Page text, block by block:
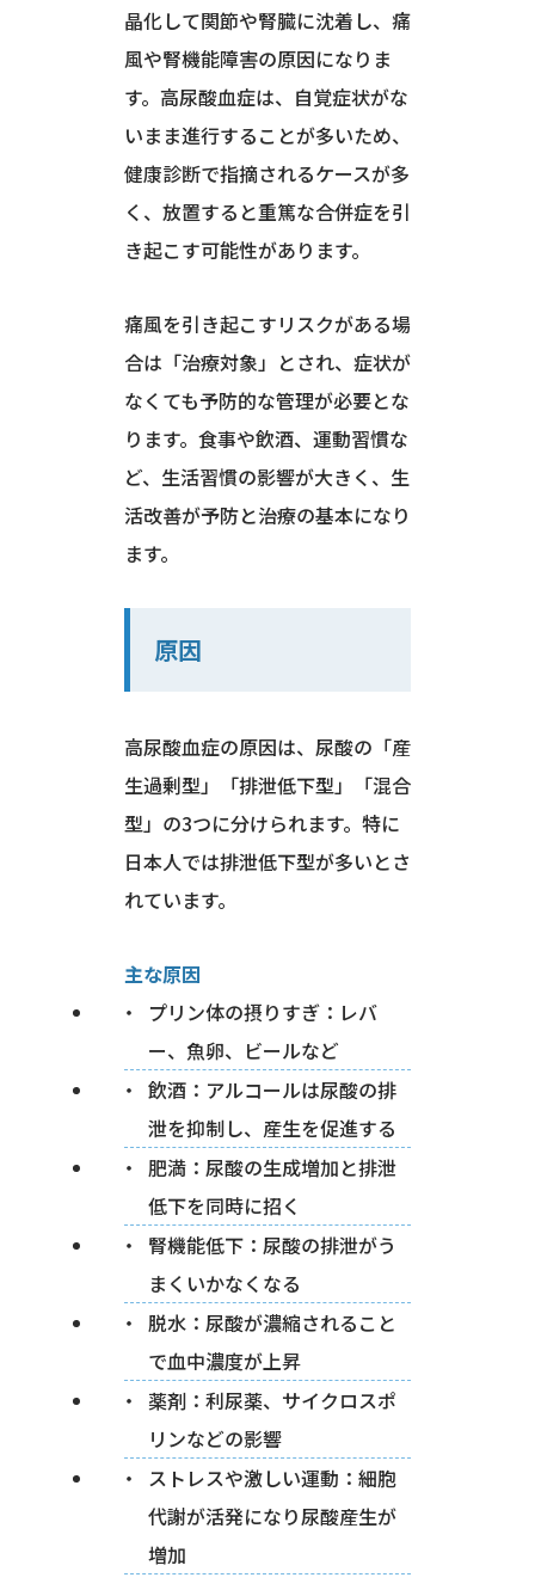
晶化して関節や腎臓に沈着し、痛
風や腎機能障害の原因になりま
す。高尿酸血症は、自覚症状がな
いまま進行することが多いため、
健康診断で指摘されるケースが多
く、放置すると重篤な合併症を引
き起こす可能性があります。
痛風を引き起こすリスクがある場
合は「治療対象」とされ、症状が
なくても予防的な管理が必要とな
ります。食事や飲酒、運動習慣な
ど、生活習慣の影響が大きく、生
活改善が予防と治療の基本になり
ます。
原因
高尿酸血症の原因は、尿酸の「産
生過剰型」「排泄低下型」「混合
型」の3つに分けられます。特に
日本人では排泄低下型が多いとさ
れています。
主な原因
プリン体の摂りすぎ：レバ
ー、魚卵、ビールなど
飲酒：アルコールは尿酸の排
泄を抑制し、産生を促進する
肥満：尿酸の生成増加と排泄
低下を同時に招く
腎機能低下：尿酸の排泄がう
まくいかなくなる
脱水：尿酸が濃縮されること
で血中濃度が上昇
薬剤：利尿薬、サイクロスポ
リンなどの影響
ストレスや激しい運動：細胞
代謝が活発になり尿酸産生が
増加